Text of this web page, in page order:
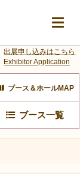
ブース＆ホールMAP
ブース一覧
出展申し込みはこちら
Exhibitor Application